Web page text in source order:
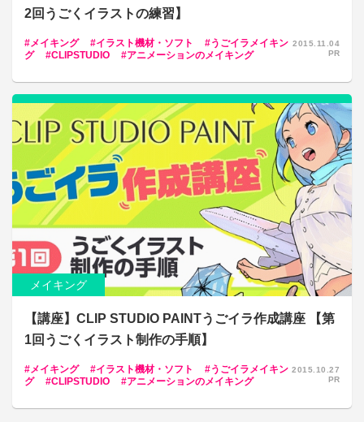
2回うごくイラストの練習】
メイキング イラスト機材・ソフト
うごイラメイキン
グ
CLIPSTUDIO アニメーションのメイキング
2015.11.04
PR
メイキング
【講座】CLIP STUDIO PAINTうごイラ作成講座 【第
1回うごくイラスト制作の手順】
メイキング イラスト機材・ソフト
うごイラメイキン
グ
CLIPSTUDIO アニメーションのメイキング
2015.10.27
PR